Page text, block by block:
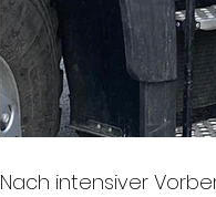
Nach intensiver